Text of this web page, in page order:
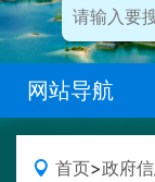
网站导航
首页>政府